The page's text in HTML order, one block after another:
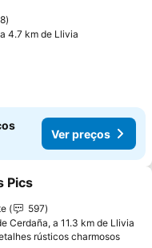
4.7 km de Llivia
Ver preços
aos favoritos
Pics
597
Cerdaña, a 11.3 km de Llivia
rústicos charmososVer